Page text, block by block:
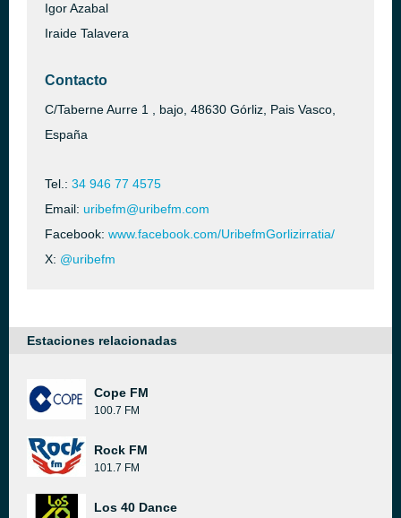
Igor Azabal
Iraide Talavera
Contacto
C/Taberne Aurre 1 , bajo, 48630 Górliz, Pais Vasco,
España
Tel.: 34 946 77 4575
Email: uribefm@uribefm.com
Facebook: www.facebook.com/UribefmGorlizirratia/
X: @uribefm
Estaciones relacionadas
Cope FM
100.7 FM
Rock FM
101.7 FM
Los 40 Dance